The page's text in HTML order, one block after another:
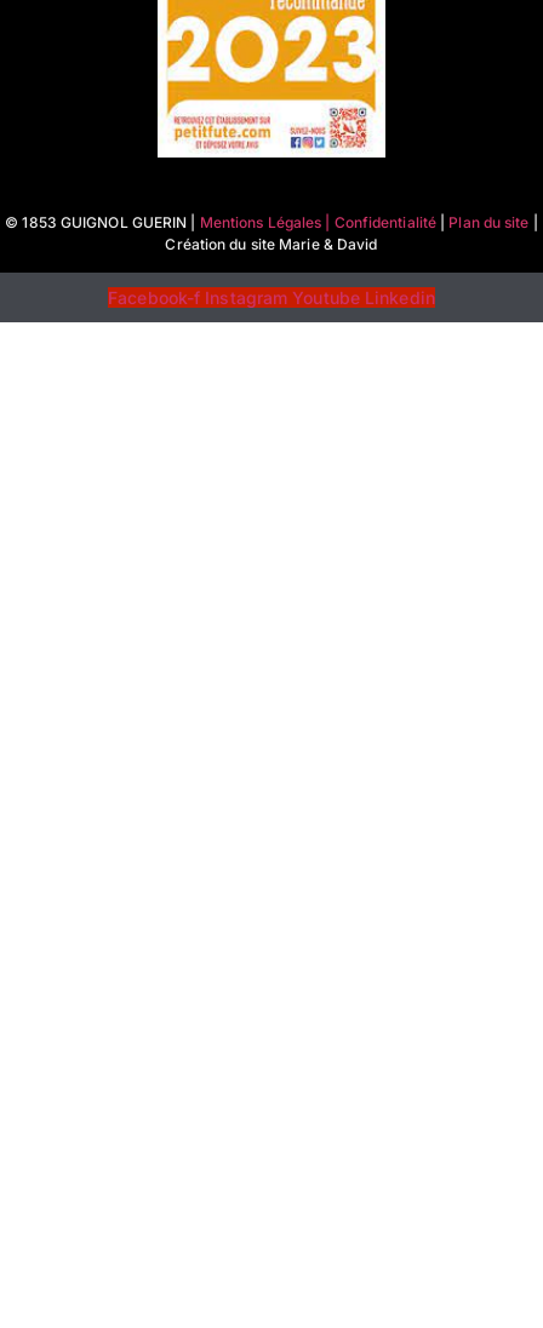
© 1853 GUIGNOL GUERIN | Mentions Légales | Confidentialité Plan du site
Création du site Marie & David
Facebook-f Instagram Youtube Linkedin